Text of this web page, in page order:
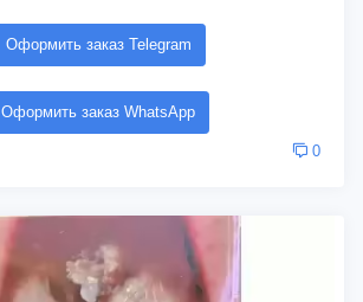
Оформить заказ Telegram
Оформить заказ WhatsApp
0